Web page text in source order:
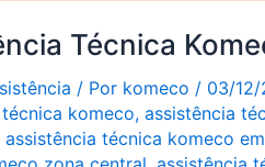
Técnica
/ Por komeco / 03/12/
komeco, assistência
assistência técnica komeco